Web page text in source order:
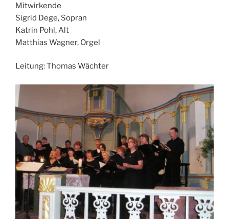
Mitwirkende
Sigrid Dege, Sopran
Katrin Pohl, Alt
Matthias Wagner, Orgel
Leitung: Thomas Wächter